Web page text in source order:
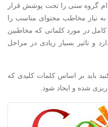
گروه سنی را تحت پوشش قرار
نیاز مخاطب محتوای مناسب را
کامل در مورد کلماتی که مخاطبین
و تاثیر بسیار زیادی در مراحل
باید بر اساس کلمات کلیدی که
شده و ایجاد شود.